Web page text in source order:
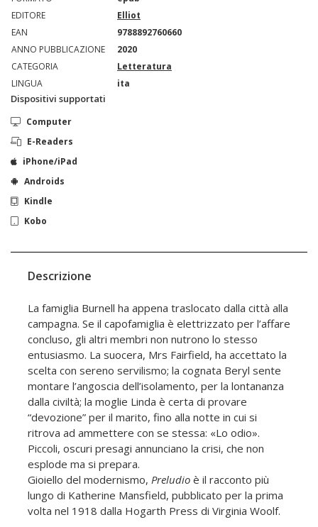
EDITORE
Elliot
EAN
9788892760660
ANNO PUBBLICAZIONE
2020
CATEGORIA
Letteratura
LINGUA
ita
Dispositivi supportati
Computer
E-Readers
iPhone/iPad
Androids
Kindle
Kobo
Descrizione
La famiglia Burnell ha appena traslocato dalla città alla
campagna. Se il capofamiglia è elettrizzato per l’affare
concluso, gli altri membri non nutrono lo stesso
entusiasmo. La suocera, Mrs Fairfield, ha accettato la
scelta con sereno servilismo; la cognata Beryl sente
montare l’angoscia dell’isolamento, per la lontananza
dalla civiltà; la moglie Linda è certa di provare
“devozione” per il marito, fino alla notte in cui si
ritrova ad ammettere con se stessa: «Lo odio».
Piccoli, oscuri presagi annunciano la crisi, che non
esplode ma si prepara.
Gioiello del modernismo, Preludio è il racconto più
lungo di Katherine Mansfield, pubblicato per la prima
volta nel 1918 dalla Hogarth Press di Virginia Woolf.